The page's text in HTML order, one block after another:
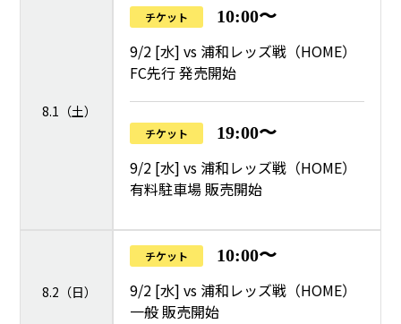
8.1（土）
チケット 10:00〜
9/2 [水] vs 浦和レッズ戦（HOME）
FC先行 発売開始
チケット 19:00〜
9/2 [水] vs 浦和レッズ戦（HOME）
有料駐車場 販売開始
8.2（日）
チケット 10:00〜
9/2 [水] vs 浦和レッズ戦（HOME）
一般 販売開始